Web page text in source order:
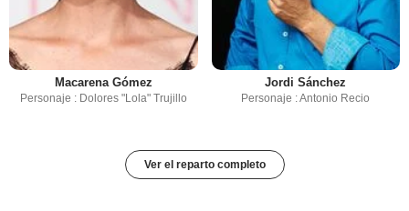
Macarena Gómez
Personaje : Dolores "Lola" Trujillo
Jordi Sánchez
Personaje : Antonio Recio
Ver el reparto completo